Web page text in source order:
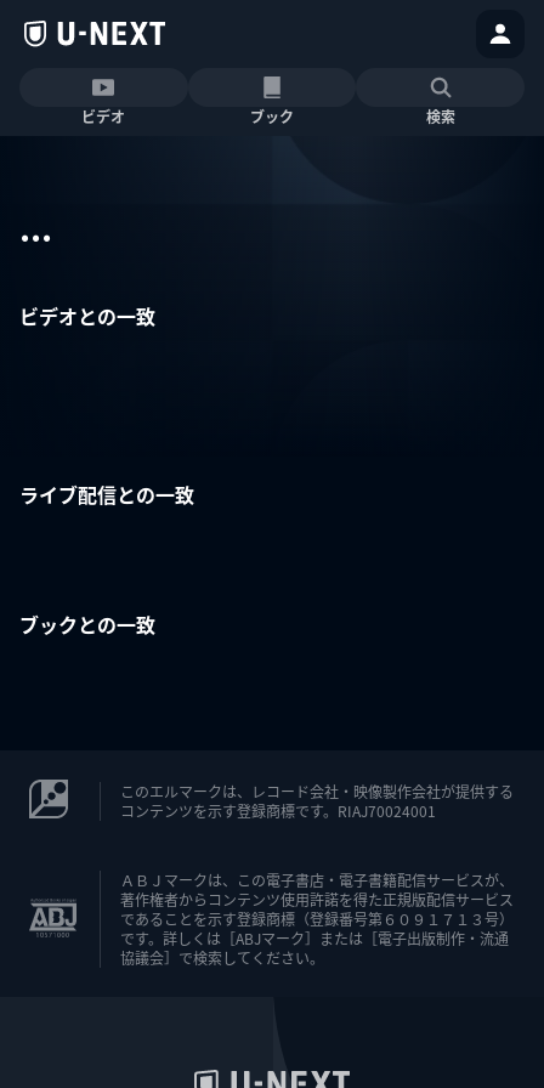
ビデオ ブック 検索
...
ビデオとの一致
ライブ配信との一致
ブックとの一致
このエルマークは、レコード会社・映像製作会社が提供する
コンテンツを示す登録商標です。RIAJ70024001
ＡＢＪマークは、この電子書店・電子書籍配信サービスが、
著作権者からコンテンツ使用許諾を得た正規版配信サービス
であることを示す登録商標（登録番号第６０９１７１３号）
です。詳しくは［ABJマーク］または［電子出版制作・流通
協議会］で検索してください。